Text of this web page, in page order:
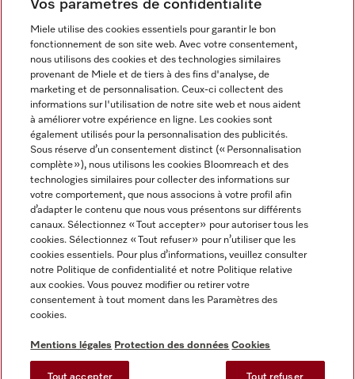
Langue
FRANÇAIS
Informations légales
CGV
Protection des données
Conditions d’utilisation
Digital Services Act
Miele sur Facebook
Miele sur Youtube
Miele sur Instagram
Miele sur Pinterest
Vos paramètres de confidentialité
Miele utilise des cookies essentiels pour garantir le bon
fonctionnement de son site web. Avec votre consentement,
nous utilisons des cookies et des technologies similaires
provenant de Miele et de tiers à des fins d'analyse, de
marketing et de personnalisation. Ceux-ci collectent des
informations sur l'utilisation de notre site web et nous aident
à améliorer votre expérience en ligne. Les cookies sont
également utilisés pour la personnalisation des publicités.
Sous réserve d’un consentement distinct (« Personnalisation
complète »), nous utilisons les cookies Bloomreach et des
technologies similaires pour collecter des informations sur
votre comportement, que nous associons à votre profil afin
d’adapter le contenu que nous vous présentons sur différents
canaux. Sélectionnez « Tout accepter » pour autoriser tous les
cookies. Sélectionnez « Tout refuser » pour n’utiliser que les
cookies essentiels. Pour plus d’informations, veuillez consulter
notre Politique de confidentialité et notre Politique relative
aux cookies. Vous pouvez modifier ou retirer votre
consentement à tout moment dans les Paramètres des
cookies.
Mentions légales Protection des données Cookies